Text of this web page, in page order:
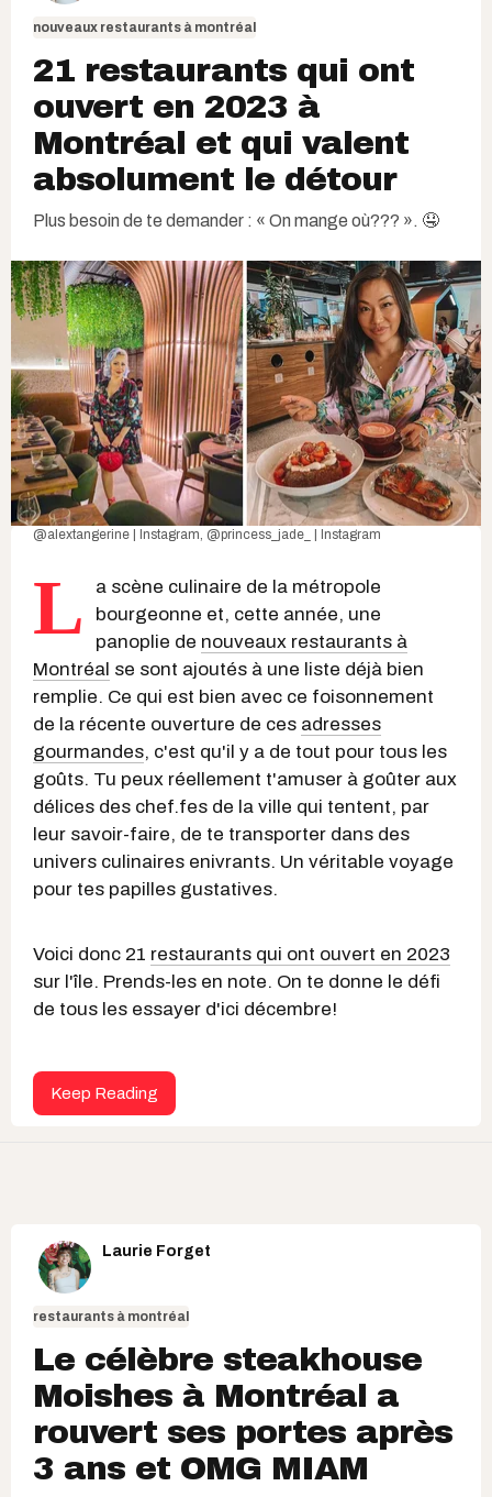
nouveaux restaurants à montréal
21 restaurants qui ont
ouvert en 2023 à
Montréal et qui valent
absolument le détour
Plus besoin de te demander : « On mange où??? ». 🤤
@alextangerine | Instagram @princess_jade_ | Instagram
L
a scène culinaire de la métropole
bourgeonne et, cette année, une
panoplie de nouveaux restaurants à
Montréal se sont ajoutés à une liste déjà bien
remplie. Ce qui est bien avec ce foisonnement
de la récente ouverture de ces adresses
gourmandes, c'est qu'il y a de tout pour tous les
goûts. Tu peux réellement t'amuser à goûter aux
délices des chef.fes de la ville qui tentent, par
leur savoir-faire, de te transporter dans des
univers culinaires enivrants. Un véritable voyage
pour tes papilles gustatives.
Voici donc 21 restaurants qui ont ouvert en 2023
sur l'île. Prends-les en note. On te donne le défi
de tous les essayer d'ici décembre!
Keep Reading
Laurie Forget
restaurants à montréal
Le célèbre steakhouse
Moishes à Montréal a
rouvert ses portes après
3 ans et OMG MIAM